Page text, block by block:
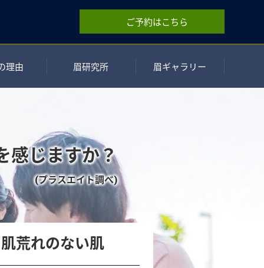
ご予約はこちら
理由 眉研究所 眉ギャラリー
感じますか？
(プラスエイト調べ)
肌荒れのない肌